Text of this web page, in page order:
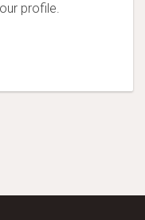
profile.